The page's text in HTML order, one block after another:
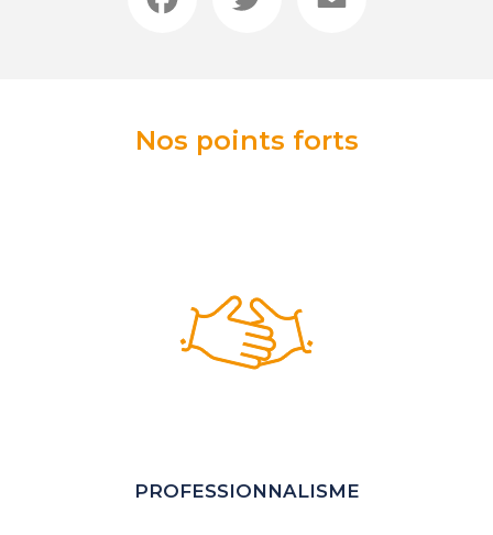
Nos points forts
PROFESSIONNALISME